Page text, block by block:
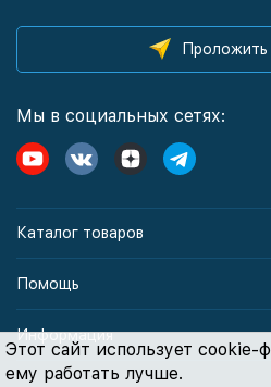
Этот сайт использует cookie-
ему работать лучше.
Мы в социальных сетях:
Каталог товаров
Помощь
Информация